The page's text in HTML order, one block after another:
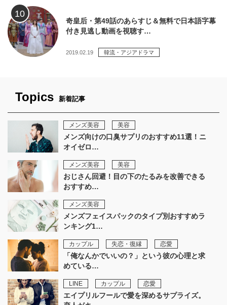
奇皇后・第49話のあらすじ＆無料で日本語字幕
付き見逃し動画を視聴す…
2019.02.19 韓流・アジアドラマ
Topics 新着記事
メンズ美容 美容
メンズ向けの口臭サプリのおすすめ11選！ニ
オイゼロ…
メンズ美容 美容
おじさん回避！目の下のたるみを改善できる
おすすめ…
メンズ美容
メンズフェイスパックのタイプ別おすすめラ
ンキング1…
カップル 失恋・復縁 恋愛
「俺なんかでいいの？」という彼の心理と求
めている…
LINE カップル 恋愛
エイプリルフールで愛を深めるサプライズ。